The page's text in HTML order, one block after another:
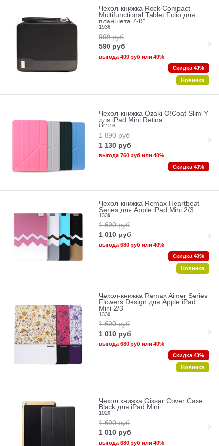
Чехол-книжка Rock Compact
Multifunctional Tablet Folio для
планшета 7-8"
1936
990 руб
590 руб
выгода 400 рубили 40%
Скидка 40%
Новинка
Чехол-книжка Ozaki O!Coat Slim-Y
для iPad Mini Retina
OC116
1 890 руб
1 130 руб
выгода 760 рубили 40%
Скидка 40%
Чехол-книжка Remax Heartbeat
Series для Apple iPad Mini 2/3
1339
1 690 руб
1 010 руб
выгода 680 рубили 40%
Скидка 40%
Новинка
Чехол-книжка Remax Aimer Series
Flowers Design для Apple iPad
Mini 2/3
1330
1 690 руб
1 010 руб
выгода 680 рубили 40%
Скидка 40%
Новинка
Чехол книжка Gissar Cover Case
Black для iPad Mini
1020
1 690 руб
1 010 руб
выгода 680 рубили 40%